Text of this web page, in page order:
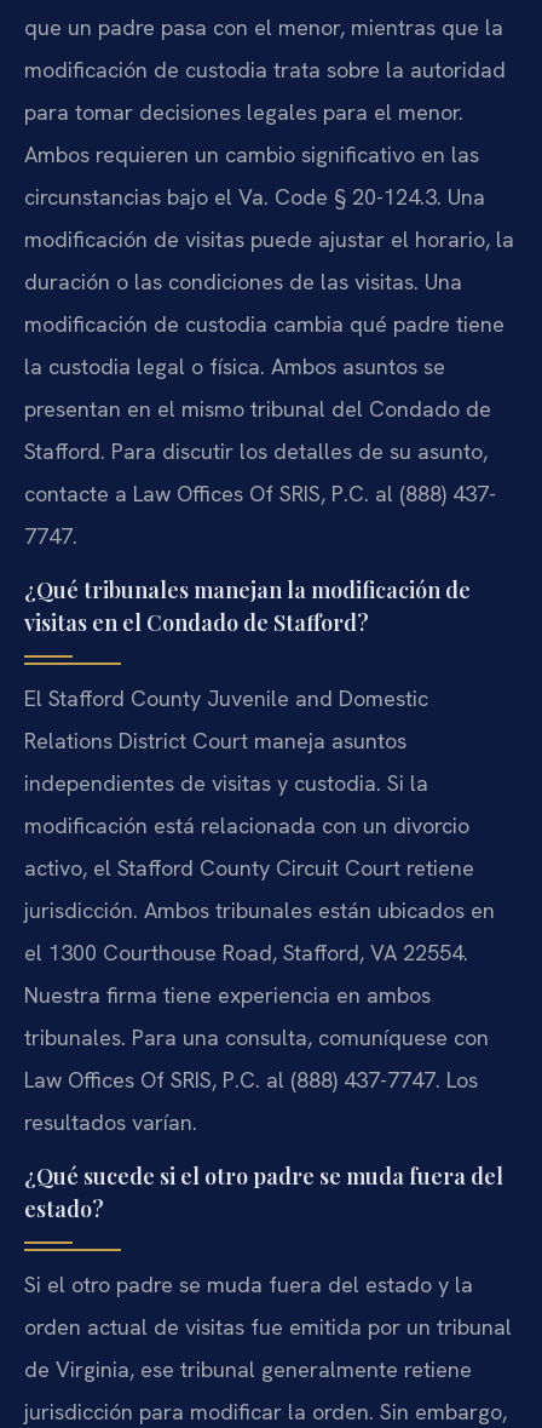
que un padre pasa con el menor, mientras que la
modificación de custodia trata sobre la autoridad
para tomar decisiones legales para el menor.
Ambos requieren un cambio significativo en las
circunstancias bajo el Va. Code § 20-124.3. Una
modificación de visitas puede ajustar el horario, la
duración o las condiciones de las visitas. Una
modificación de custodia cambia qué padre tiene
la custodia legal o física. Ambos asuntos se
presentan en el mismo tribunal del Condado de
Stafford. Para discutir los detalles de su asunto,
contacte a Law Offices Of SRIS, P.C. al (888) 437-
7747.
¿Qué tribunales manejan la modificación de
visitas en el Condado de Stafford?
El Stafford County Juvenile and Domestic
Relations District Court maneja asuntos
independientes de visitas y custodia. Si la
modificación está relacionada con un divorcio
activo, el Stafford County Circuit Court retiene
jurisdicción. Ambos tribunales están ubicados en
el 1300 Courthouse Road, Stafford, VA 22554.
Nuestra firma tiene experiencia en ambos
tribunales. Para una consulta, comuníquese con
Law Offices Of SRIS, P.C. al (888) 437-7747. Los
resultados varían.
¿Qué sucede si el otro padre se muda fuera del
estado?
Si el otro padre se muda fuera del estado y la
orden actual de visitas fue emitida por un tribunal
de Virginia, ese tribunal generalmente retiene
jurisdicción para modificar la orden. Sin embargo,